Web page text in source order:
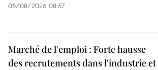
05/08/2026 08:57
Marché de l'emploi : Forte hausse
des recrutements dans l'industrie et